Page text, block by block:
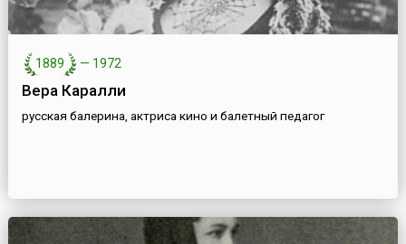
1889 — 1972
Вера Каралли
русская балерина, актриса кино и балетный педагог